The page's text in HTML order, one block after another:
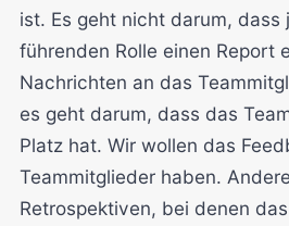
ist. Es geht nicht darum, dass
führenden Rolle einen Report
Nachrichten an das
es geht darum, dass das
Platz hat. Wir wollen das
Teammitglieder haben.
Retrospektiven, bei denen